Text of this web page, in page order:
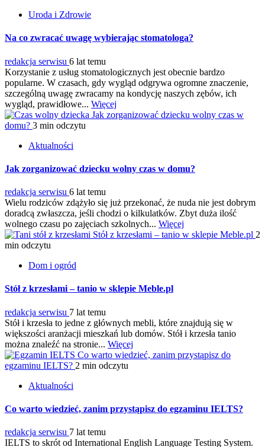
Uroda i Zdrowie
Na co zwracać uwagę wybierając stomatologa?
redakcja serwisu 6 lat temu
Korzystanie z usług stomatologicznych jest obecnie bardzo
popularne. W czasach, gdy wygląd odgrywa ogromne znaczenie,
szczególną uwagę zwracamy na kondycję naszych zębów, ich
wygląd, prawidłowe... Więcej
Jak zorganizować dziecku wolny czas w
domu? 3 min odczytu
Aktualności
Jak zorganizować dziecku wolny czas w domu?
redakcja serwisu 6 lat temu
Wielu rodziców zdążyło się już przekonać, że nuda nie jest dobrym
doradcą zwłaszcza, jeśli chodzi o kilkulatków. Zbyt duża ilość
wolnego czasu po zajęciach szkolnych... Więcej
Stół z krzesłami – tanio w sklepie Meble.pl 2
min odczytu
Dom i ogród
Stół z krzesłami – tanio w sklepie Meble.pl
redakcja serwisu 7 lat temu
Stół i krzesła to jedne z głównych mebli, które znajdują się w
większości aranżacji mieszkań lub domów. Stół i krzesła tanio
można znaleźć na stronie... Więcej
Co warto wiedzieć, zanim przystąpisz do
egzaminu IELTS? 2 min odczytu
Aktualności
Co warto wiedzieć, zanim przystąpisz do egzaminu IELTS?
redakcja serwisu 7 lat temu
IELTS to skrót od International English Language Testing System.